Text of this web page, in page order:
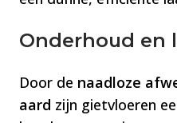
Onderhoud en
Door de naadloze
aard zijn gietvloeren